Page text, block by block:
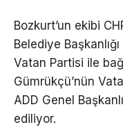
Bozkurt’un ekibi
Belediye
Vatan Partisi ile
Gümrükçü’nün
ADD Genel
ediliyor.